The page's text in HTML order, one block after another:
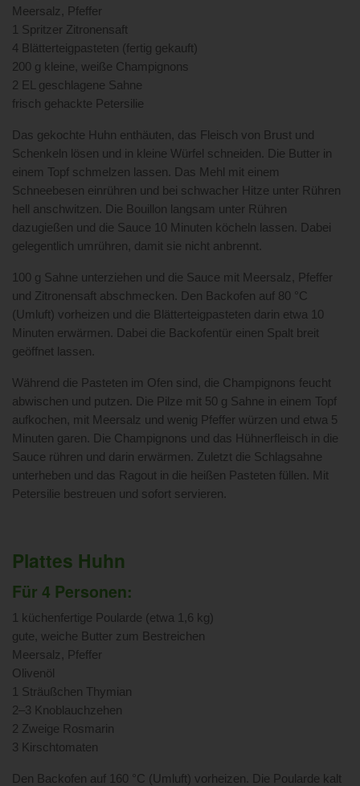
Meersalz, Pfeffer
1 Spritzer Zitronensaft
4 Blätterteigpasteten (fertig gekauft)
200 g kleine, weiße Champignons
2 EL geschlagene Sahne
frisch gehackte Petersilie
Das gekochte Huhn enthäuten, das Fleisch von Brust und
Schenkeln lösen und in kleine Würfel schneiden. Die Butter in
einem Topf schmelzen lassen. Das Mehl mit einem
Schneebesen einrühren und bei schwacher Hitze unter Rühren
hell anschwitzen. Die Bouillon langsam unter Rühren
dazugießen und die Sauce 10 Minuten köcheln lassen. Dabei
gelegentlich umrühren, damit sie nicht anbrennt.
100 g Sahne unterziehen und die Sauce mit Meersalz, Pfeffer
und Zitronensaft abschmecken. Den Backofen auf 80 °C
(Umluft) vorheizen und die Blätterteigpasteten darin etwa 10
Minuten erwärmen. Dabei die Backofentür einen Spalt breit
geöffnet lassen.
Während die Pasteten im Ofen sind, die Champignons feucht
abwischen und putzen. Die Pilze mit 50 g Sahne in einem Topf
aufkochen, mit Meersalz und wenig Pfeffer würzen und etwa 5
Minuten garen. Die Champignons und das Hühnerfleisch in die
Sauce rühren und darin erwärmen. Zuletzt die Schlagsahne
unterheben und das Ragout in die heißen Pasteten füllen. Mit
Petersilie bestreuen und sofort servieren.
Plattes Huhn
Für 4 Personen:
1 küchenfertige Poularde (etwa 1,6 kg)
gute, weiche Butter zum Bestreichen
Meersalz, Pfeffer
Olivenöl
1 Sträußchen Thymian
2–3 Knoblauchzehen
2 Zweige Rosmarin
3 Kirschtomaten
Den Backofen auf 160 °C (Umluft) vorheizen. Die Poularde kalt